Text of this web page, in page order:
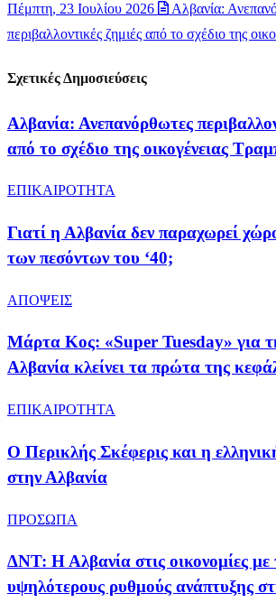
Πέμπτη, 23 Ιουλίου 2026
Αλβανία:
περιβαλλοντικές ζημιές από το σχέδιο της
Σχετικές Δημοσιεύσεις
Αλβανία: Ανεπανόρθωτες
από το σχέδιο της οικογένειας
ΕΠΙΚΑΙΡΟΤΗΤΑ
Γιατί η Αλβανία δεν παραχωρεί
των πεσόντων του ‘40;
ΑΠΟΨΕΙΣ
Μάρτα Κος: «Super Tuesday» για
Αλβανία κλείνει τα πρώτα της
ΕΠΙΚΑΙΡΟΤΗΤΑ
Ο Περικλής Σκέφερις και η
στην Αλβανία
ΠΡΟΣΩΠΑ
ΔΝΤ: Η Αλβανία στις οικονομίες με
υψηλότερους ρυθμούς ανάπτυξης